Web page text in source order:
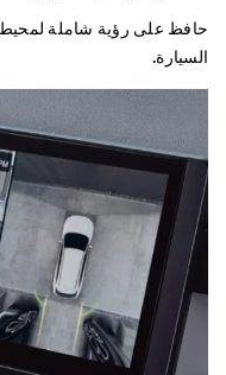
حافظ على رؤية شاملة
السيارة.